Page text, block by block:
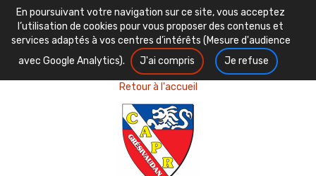
En poursuivant votre navigation sur ce site, vous acceptez
l’utilisation de cookies pour vous proposer des contenus et
services adaptés à vos centres d’intérêts (Mesure d'audience
avec Google Analytics).
J'ai compris Je refuse
Retour à l'accueil